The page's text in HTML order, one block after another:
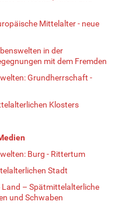
Mittelalter - neue
in der
mit dem Fremden
Grundherrschaft -
Klosters
Burg - Rittertum
Stadt
Land – Spätmittelalterliche
und Schwaben